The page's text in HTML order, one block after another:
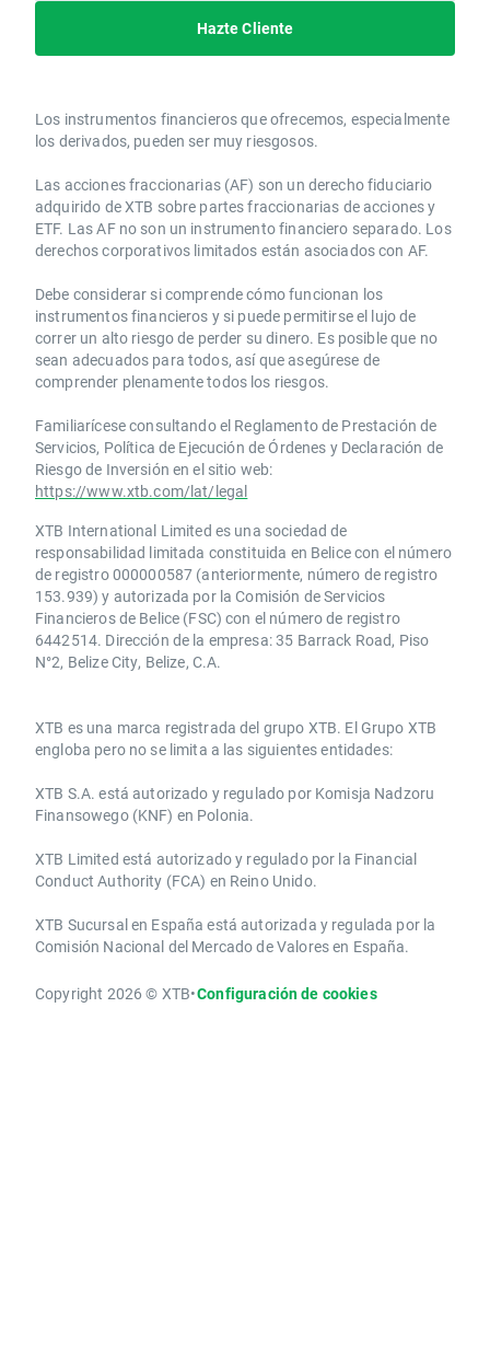
Hazte Cliente
Los instrumentos financieros que ofrecemos, especialmente
los derivados, pueden ser muy riesgosos.
Las acciones fraccionarias (AF) son un derecho fiduciario
adquirido de XTB sobre partes fraccionarias de acciones y
ETF. Las AF no son un instrumento financiero separado. Los
derechos corporativos limitados están asociados con AF.
Debe considerar si comprende cómo funcionan los
instrumentos financieros y si puede permitirse el lujo de
correr un alto riesgo de perder su dinero. Es posible que no
sean adecuados para todos, así que asegúrese de
comprender plenamente todos los riesgos.
Familiarícese consultando el Reglamento de Prestación de
Servicios, Política de Ejecución de Órdenes y Declaración de
Riesgo de Inversión en el sitio web:
https://www.xtb.com/lat/legal
XTB International Limited es una sociedad de
responsabilidad limitada constituida en Belice con el número
de registro 000000587 (anteriormente, número de registro
153.939) y autorizada por la Comisión de Servicios
Financieros de Belice (FSC) con el número de registro
6442514. Dirección de la empresa: 35 Barrack Road, Piso
N°2, Belize City, Belize, C.A.
​​XTB es una marca registrada del grupo XTB. El Grupo XTB
engloba pero no se limita a las siguientes entidades:
XTB S.A.​ está autorizado y regulado por Komisja Nadzoru
Finansowego (KNF) ​en Polonia.
XTB Limited ​está autorizado y regulado por la ​Financial
Conduct Authority ​(FCA) en ​​Reino Unido.
XTB Sucursal en España está autorizada y regulada por la
Comisión Nacional del Mercado de Valores en España.
Copyright 2026 © XTB•Configuración de cookies